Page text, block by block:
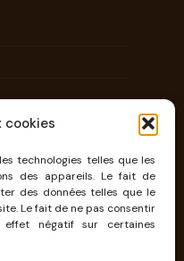
cookies
technologies telles que les
des appareils. Le fait de
des données telles que le
Le fait de ne pas consentir
négatif sur certaines